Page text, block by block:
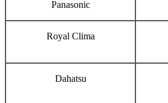
Panasonic
Royal Clima
Dahatsu